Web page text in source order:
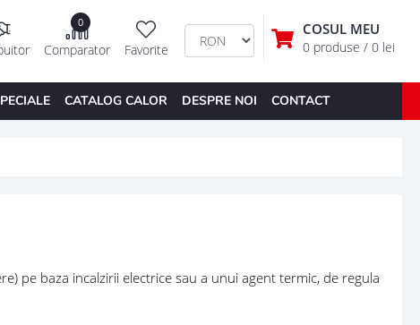
COSUL MEU
0 produse / 0 lei
Favorite
0
Comparator
CATALOG CALOR DESPRE NOI CONTACT
pe baza incalzirii electrice sau a unui agent termic, de regula